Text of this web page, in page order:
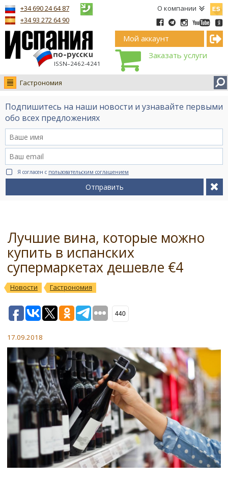
О компании
ISSN–2462-4241
+34 690 24 64 87
+34 93 272 64 90
Мой аккаунт
Заказать услуги
Гастрономия
Новости
Интервью
Видео Ruso.TV
BCN life
Сервис на немецком
Подпишитесь на наши новости и узнавайте первыми
обо всех предложениях
Я согласен с пользовательским соглашением
Отправить
Лучшие вина, которые можно
купить в испанских
супермаркетах дешевле €4
Новости Гастрономия
440
17.09.2018